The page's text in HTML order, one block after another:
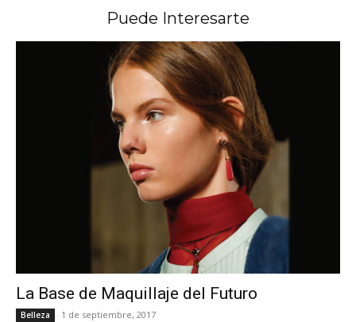
Puede Interesarte
La Base de Maquillaje del Futuro
Belleza 1 de septiembre, 2017